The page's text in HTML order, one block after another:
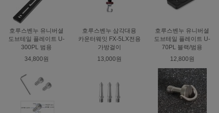
호루스벤누 유니버셜
도브테일 플레이트 U-
300PL 범용
34,800원
호루스벤누 삼각대용
카운터웨잇 FX-5LX전용
가방걸이
13,000원
호루스벤누 유니버셜
도브테일 플레이트 U-
70PL 블랙/범용
12,800원